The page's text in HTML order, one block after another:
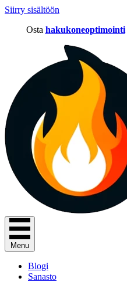
Siirry sisältöön
Osta hakukoneoptimointi
Menu
Blogi
Sanasto